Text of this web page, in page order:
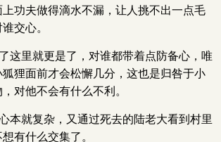
功夫做得滴水不漏，让人挑不出一点毛
交心。
这里就更是了，对谁都带着点防备心，唯
狸面前才会松懈几分，这也是归咎于小
对他不会有什么不利。
本就复杂，又通过死去的陆老大看到村里
有什么交集了。